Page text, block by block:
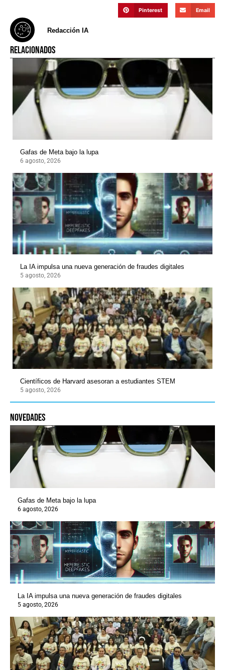
Pinterest Email
Redacción IA
RELACIONADOS
Gafas de Meta bajo la lupa
6 agosto, 2026
La IA impulsa una nueva generación de fraudes digitales
5 agosto, 2026
Científicos de Harvard asesoran a estudiantes STEM
5 agosto, 2026
novedades
Gafas de Meta bajo la lupa
6 agosto, 2026
La IA impulsa una nueva generación de fraudes digitales
5 agosto, 2026